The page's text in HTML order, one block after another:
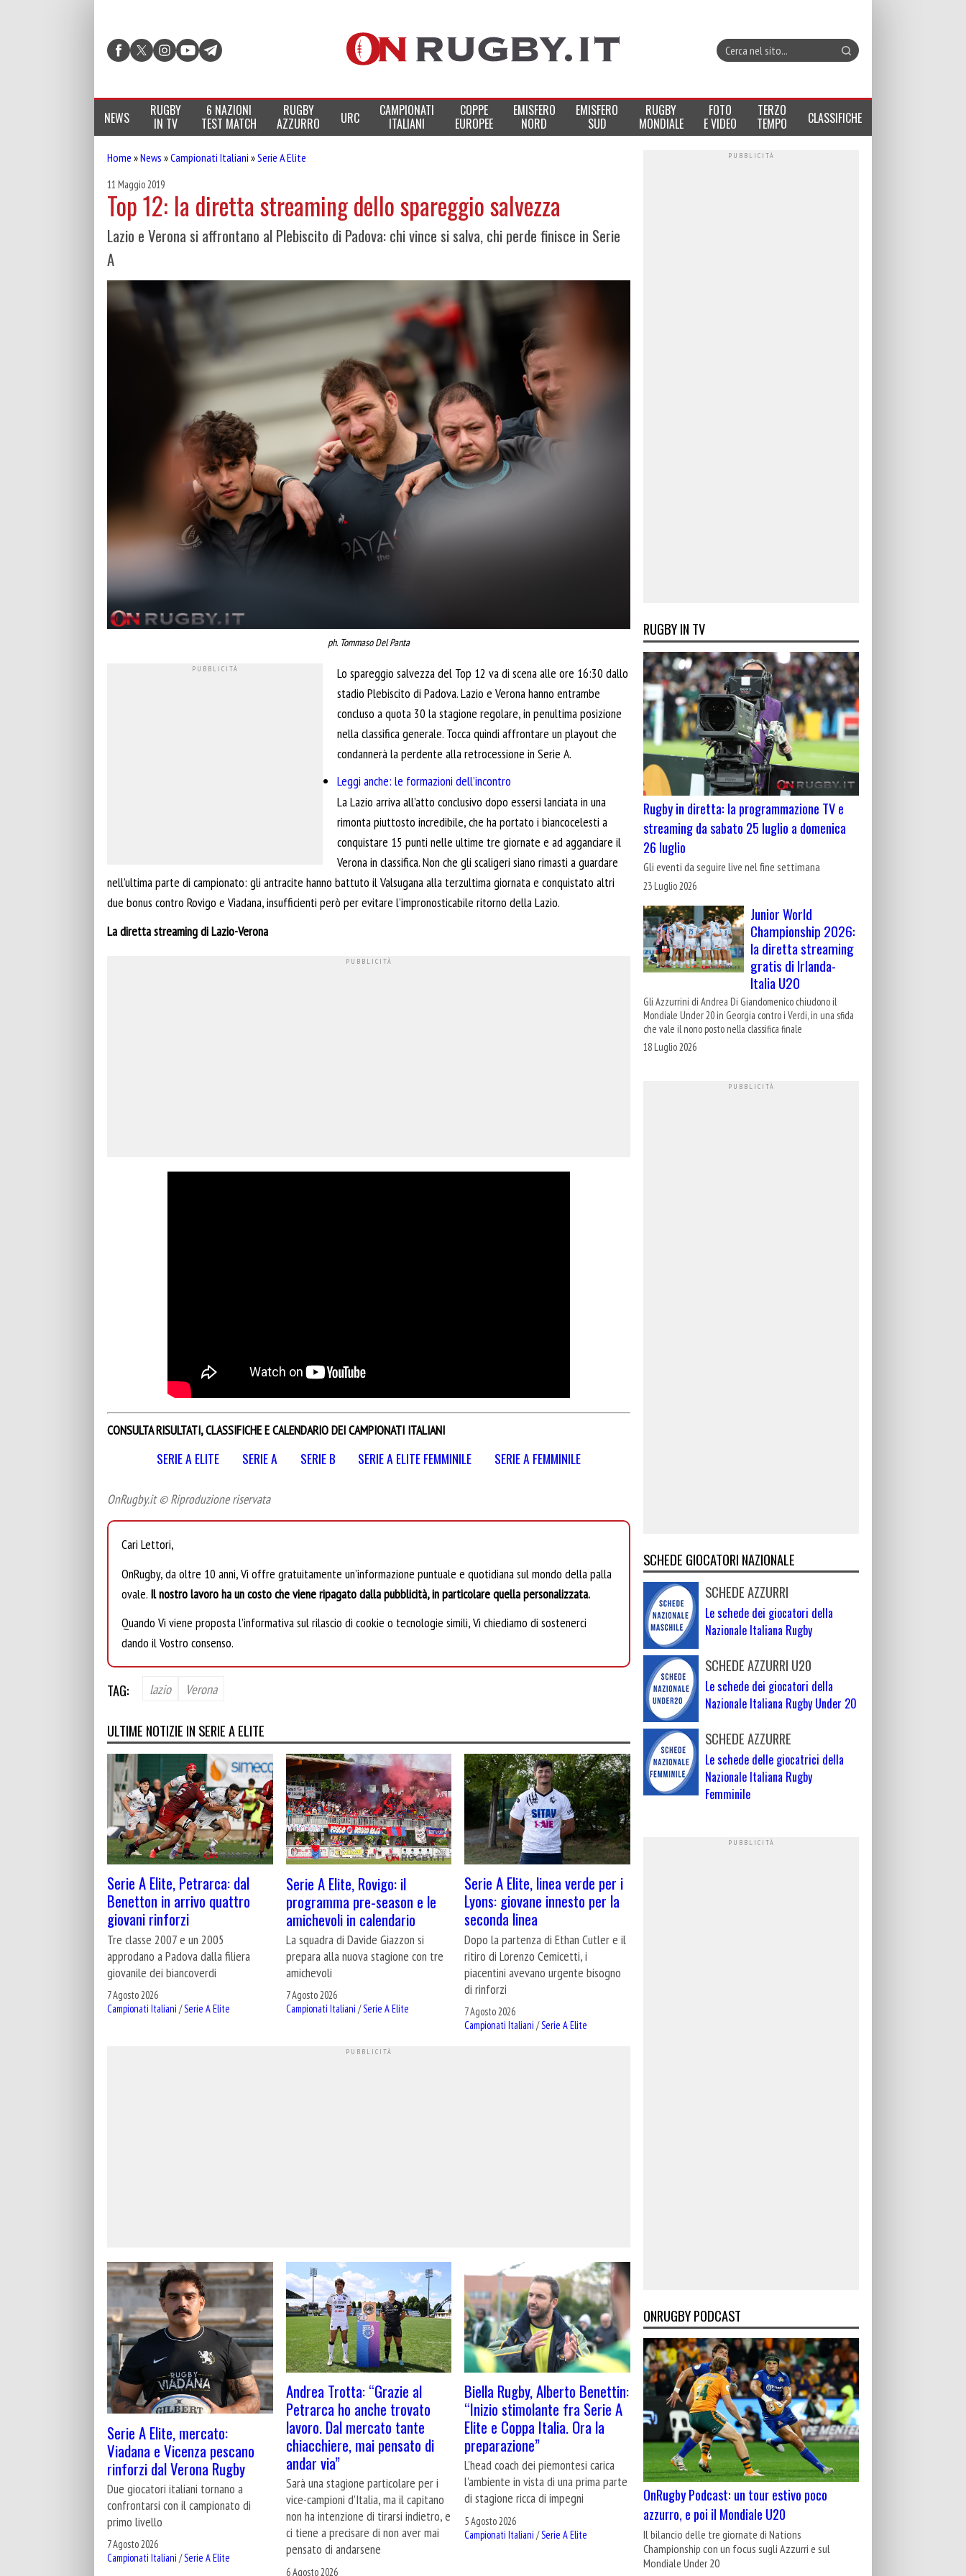
NEWS RUGBY
IN TV
6 NAZIONI
TEST MATCH
RUGBY
AZZURRO URC CAMPIONATI
ITALIANI
COPPE
EUROPEE
EMISFERO
NORD
EMISFERO
SUD
RUGBY
MONDIALE
FOTO
E VIDEO
TERZO
TEMPO CLASSIFICHE
Home »News »Campionati Italiani »Serie A Elite
11 Maggio 2019
Top 12: la diretta streaming dello spareggio salvezza
Lazio e Verona si affrontano al Plebiscito di Padova: chi vince si salva, chi perde finisce in Serie
A
ph. Tommaso Del Panta
Lo spareggio salvezza del Top 12 va di scena alle ore 16:30 dallo
stadio Plebiscito di Padova. Lazio e Verona hanno entrambe
concluso a quota 30 la stagione regolare, in penultima posizione
nella classifica generale. Tocca quindi affrontare un playout che
condannerà la perdente alla retrocessione in Serie A.
Leggi anche: le formazioni dell’incontro
La Lazio arriva all’atto conclusivo dopo essersi lanciata in una
rimonta piuttosto incredibile, che ha portato i biancocelesti a
conquistare 15 punti nelle ultime tre giornate e ad agganciare il
Verona in classifica. Non che gli scaligeri siano rimasti a guardare
nell’ultima parte di campionato: gli antracite hanno battuto il Valsugana alla terzultima giornata e conquistato altri
due bonus contro Rovigo e Viadana, insufficienti però per evitare l’impronosticabile ritorno della Lazio.
La diretta streaming di Lazio-Verona
CONSULTA RISULTATI, CLASSIFICHE E CALENDARIO DEI CAMPIONATI ITALIANI
SERIE A ELITE SERIE A SERIE B SERIE A ELITE FEMMINILE SERIE A FEMMINILE
OnRugby.it © Riproduzione riservata
Cari Lettori,
OnRugby, da oltre 10 anni, Vi offre gratuitamente un’informazione puntuale e quotidiana sul mondo della palla
ovale. Il nostro lavoro ha un costo che viene ripagato dalla pubblicità, in particolare quella personalizzata.
Quando Vi viene proposta l’informativa sul rilascio di cookie o tecnologie simili, Vi chiediamo di sostenerci
dando il Vostro consenso.
TAG: lazio Verona
ULTIME NOTIZIE IN SERIE A ELITE
Serie A Elite, Petrarca: dal
Benetton in arrivo quattro
giovani rinforzi
Tre classe 2007 e un 2005
approdano a Padova dalla filiera
giovanile dei biancoverdi
7 Agosto 2026
Campionati Italiani /Serie A Elite
Serie A Elite, Rovigo: il
programma pre-season e le
amichevoli in calendario
La squadra di Davide Giazzon si
prepara alla nuova stagione con tre
amichevoli
7 Agosto 2026
Campionati Italiani /Serie A Elite
Serie A Elite, linea verde per i
Lyons: giovane innesto per la
seconda linea
Dopo la partenza di Ethan Cutler e il
ritiro di Lorenzo Cemicetti, i
piacentini avevano urgente bisogno
di rinforzi
7 Agosto 2026
Campionati Italiani /Serie A Elite
Serie A Elite, mercato:
Viadana e Vicenza pescano
rinforzi dal Verona Rugby
Due giocatori italiani tornano a
confrontarsi con il campionato di
primo livello
7 Agosto 2026
Campionati Italiani /Serie A Elite
Andrea Trotta: “Grazie al
Petrarca ho anche trovato
lavoro. Dal mercato tante
chiacchiere, mai pensato di
andar via”
Sarà una stagione particolare per i
vice-campioni d'Italia, ma il capitano
non ha intenzione di tirarsi indietro, e
ci tiene a precisare di non aver mai
pensato di andarsene
6 Agosto 2026
Biella Rugby, Alberto Benettin:
“Inizio stimolante fra Serie A
Elite e Coppa Italia. Ora la
preparazione”
L'head coach dei piemontesi carica
l'ambiente in vista di una prima parte
di stagione ricca di impegni
5 Agosto 2026
Campionati Italiani /Serie A Elite
RUGBY IN TV
Rugby in diretta: la programmazione TV e
streaming da sabato 25 luglio a domenica
26 luglio
Gli eventi da seguire live nel fine settimana
23 Luglio 2026
Junior World
Championship 2026:
la diretta streaming
gratis di Irlanda-
Italia U20
Gli Azzurrini di Andrea Di Giandomenico chiudono il
Mondiale Under 20 in Georgia contro i Verdi, in una sfida
che vale il nono posto nella classifica finale
18 Luglio 2026
SCHEDE GIOCATORI NAZIONALE
SCHEDE AZZURRI
Le schede dei giocatori della
Nazionale Italiana Rugby
SCHEDE AZZURRI U20
Le schede dei giocatori della
Nazionale Italiana Rugby Under 20
SCHEDE AZZURRE
Le schede delle giocatrici della
Nazionale Italiana Rugby
Femminile
ONRUGBY PODCAST
OnRugby Podcast: un tour estivo poco
azzurro, e poi il Mondiale U20
Il bilancio delle tre giornate di Nations
Championship con un focus sugli Azzurri e sul
Mondiale Under 20